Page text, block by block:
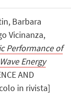
Barbara
Vicinanza,
Performance of
Energy
AND
in rivista]